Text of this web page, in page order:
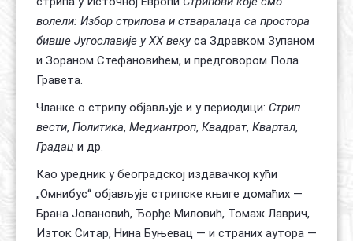
волели: Избор стрипова и стваралаца са простора
бивше Југославије у XX векуса Здравком Зупаном
и Зораном Стефановићем, и предговором Пола
Гравета.
Чланке о стрипу објављује и у периодици: Стрип
вести, Политика, Медиантроп, Квадрат, Квартал,
Градац и др.
Као уредник у београдској издавачкој кући
„Омнибус“ објављује стрипске књиге домаћих —
Брана Јовановић, Ђорђе Миловић, Томаж Лаврич,
Изток Ситар, Нина Буњевац — и страних аутора —